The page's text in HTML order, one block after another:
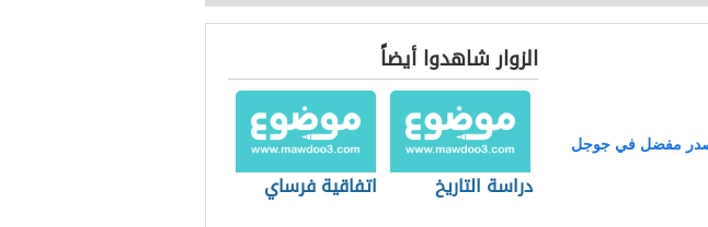
مفضل في جوجل
الزوار شاهدوا أيضاً
دراسة التاريخ اتفاقية فرساي